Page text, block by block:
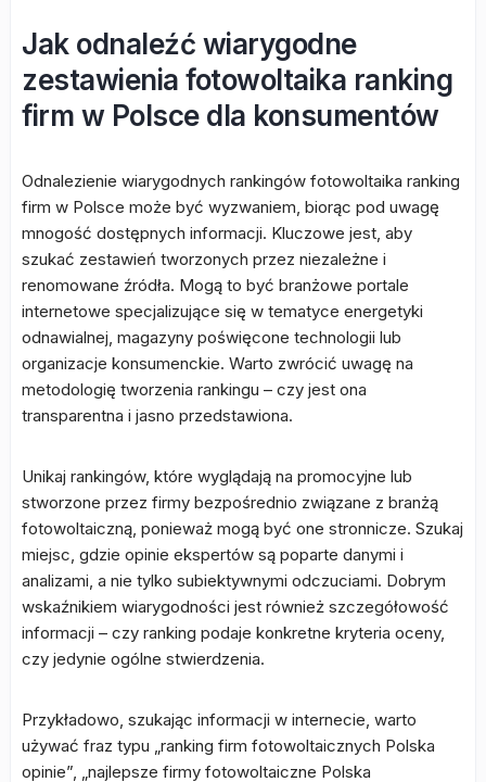
Jak odnaleźć wiarygodne
zestawienia fotowoltaika ranking
firm w Polsce dla konsumentów
Odnalezienie wiarygodnych rankingów fotowoltaika ranking
firm w Polsce może być wyzwaniem, biorąc pod uwagę
mnogość dostępnych informacji. Kluczowe jest, aby
szukać zestawień tworzonych przez niezależne i
renomowane źródła. Mogą to być branżowe portale
internetowe specjalizujące się w tematyce energetyki
odnawialnej, magazyny poświęcone technologii lub
organizacje konsumenckie. Warto zwrócić uwagę na
metodologię tworzenia rankingu – czy jest ona
transparentna i jasno przedstawiona.
Unikaj rankingów, które wyglądają na promocyjne lub
stworzone przez firmy bezpośrednio związane z branżą
fotowoltaiczną, ponieważ mogą być one stronnicze. Szukaj
miejsc, gdzie opinie ekspertów są poparte danymi i
analizami, a nie tylko subiektywnymi odczuciami. Dobrym
wskaźnikiem wiarygodności jest również szczegółowość
informacji – czy ranking podaje konkretne kryteria oceny,
czy jedynie ogólne stwierdzenia.
Przykładowo, szukając informacji w internecie, warto
używać fraz typu „ranking firm fotowoltaicznych Polska
opinie”, „najlepsze firmy fotowoltaiczne Polska